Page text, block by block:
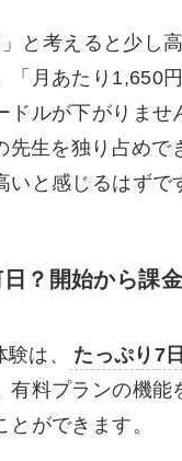
」と考えると少し
「月あたり1,650
ドルが下がりませ
先生を独り占めで
いと感じるはずで
？開始から課
は、 たっぷり7
有料プランの機能
ができます。